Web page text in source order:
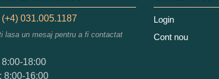
Adaugati o parere despre acest produs:
(+4) 031.005.1187
lasa un mesaj pentru a fi contactat
8:00-18:00
8:00-16:00
Login
Cont nou